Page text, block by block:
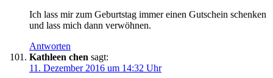
Ich lass mir zum Geburtstag immer einen Gutschein schenken
und lass mich dann verwöhnen.
Antworten
Kathleen chen sagt:
11. Dezember 2016 um 14:32 Uhr